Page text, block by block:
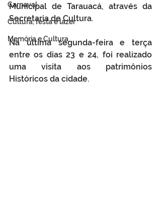
Carnaval
Cultura, festa e lazer
Memória e Cultura
Municipal de Tarauacá, através da
Secretaria de Cultura.
Na última segunda-feira e terça
entre os dias 23 e 24, foi realizado
uma visita aos patrimônios
Históricos da cidade.